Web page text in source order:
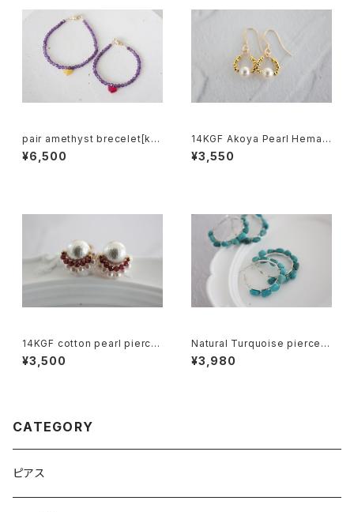
pair amethyst brecelet[kgf
5022]
¥6,500
14KGF Akoya Pearl Hemati
te Earrings[kgf5576]
¥3,550
14KGF cotton pearl pierce
[kgf3835]
¥3,500
Natural Turquoise pierce[k
gf5573]
¥3,980
CATEGORY
ピアス